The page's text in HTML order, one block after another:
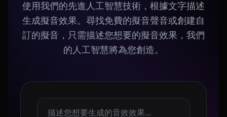
使用我們的先進人工智慧技術，根據文字描述
生成擬音效果。尋找免費的擬音聲音或創建自
訂的擬音，只需描述您想要的擬音效果，我們
的人工智慧將為您創造。